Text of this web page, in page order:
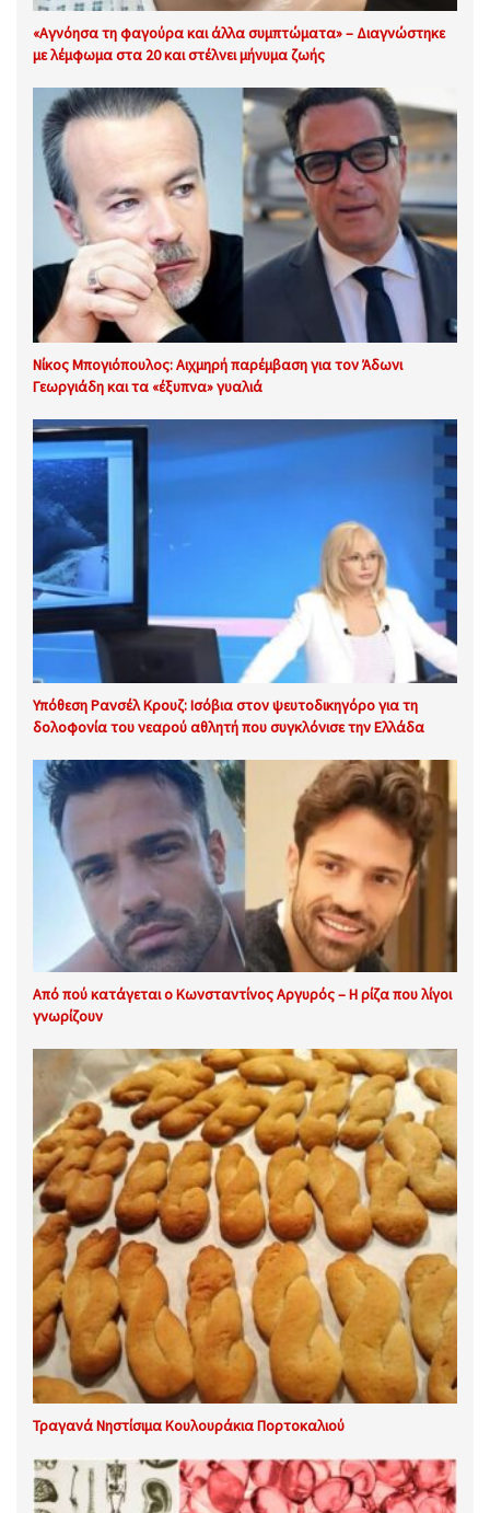
«Αγνόησα τη φαγούρα και άλλα συμπτώματα» – Διαγνώστηκε
με λέμφωμα στα 20 και στέλνει μήνυμα ζωής
Νίκος Μπογιόπουλος: Αιχμηρή παρέμβαση για τον Άδωνι
Γεωργιάδη και τα «έξυπνα» γυαλιά
Υπόθεση Ρανσέλ Κρουζ: Ισόβια στον ψευτοδικηγόρο για τη
δολοφονία του νεαρού αθλητή που συγκλόνισε την Ελλάδα
Από πού κατάγεται ο Κωνσταντίνος Αργυρός – Η ρίζα που λίγοι
γνωρίζουν
Τραγανά Νηστίσιμα Κουλουράκια Πορτοκαλιού